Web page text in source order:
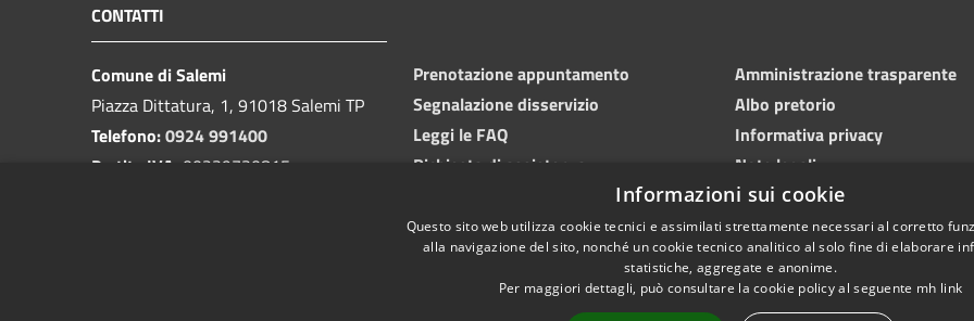
CONTATTI
Comune di Salemi
Piazza Dittatura, 1, 91018 Salemi TP
Telefono:0924 991400
Partita IVA: 00239730815
Prenotazione appuntamento
Segnalazione disservizio
Leggi le FAQ
Richiesta di assistenza
Amministrazione trasparente
Albo pretorio
Informativa privacy
Note legali
Dichiarazione di accessibilità
Informazioni sui cookie
Questo sito web utilizza cookie tecnici e assimilati strettamente necessari al corretto
alla navigazione del sito, nonché un cookie tecnico analitico al solo fine di elaborare
statistiche, aggregate e anonime.
Per maggiori dettagli, può consultare la cookie policy al seguente mh link